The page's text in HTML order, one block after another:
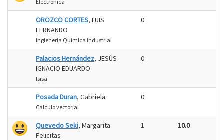
Electrónica
OROZCO CORTES, LUIS
FERNANDO
Ingienería Química industrial
0
Palacios Hernández, JESÚS
IGNACIO EDUARDO
Isisa
0
Posada Duran, Gabriela
Calculo vectorial
0
Quevedo Seki, Margarita
Felicitas
1 10.0